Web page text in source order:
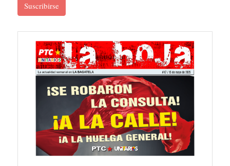
Suscribirse